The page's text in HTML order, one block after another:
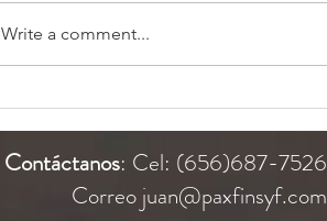
Write a comment...
Contáctanos: Cel: (656)687-7526
Correo juan@paxfinsyf.com